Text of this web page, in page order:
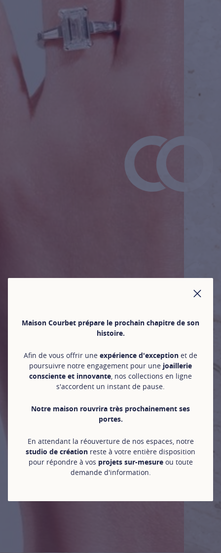
Maison Courbet prépare le prochain chapitre de son
histoire.
Afin de vous offrir une expérience d'exception et de
poursuivre notre engagement pour une joaillerie
consciente et innovante , nos collections en ligne
s'accordent un instant de pause.
Notre maison rouvrira très prochainement ses
portes.
En attendant la réouverture de nos espaces, notre
studio de création reste à votre entière disposition
pour répondre à vos projets sur-mesureou toute
demande d'information.